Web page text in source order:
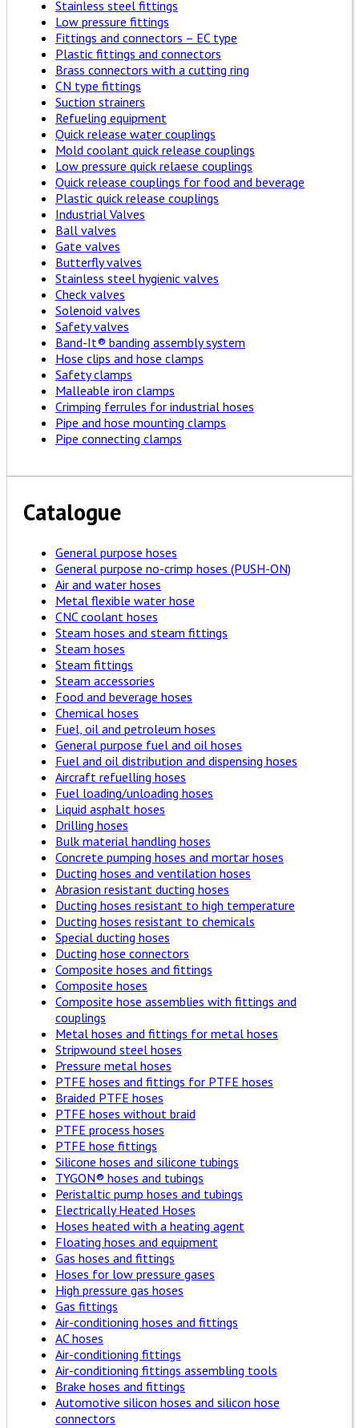
Stainless steel fittings
Low pressure fittings
Fittings and connectors – EC type
Plastic fittings and connectors
Brass connectors with a cutting ring
CN type fittings
Suction strainers
Refueling equipment
Quick release water couplings
Mold coolant quick release couplings
Low pressure quick relaese couplings
Quick release couplings for food and beverage
Plastic quick release couplings
Industrial Valves
Ball valves
Gate valves
Butterfly valves
Stainless steel hygienic valves
Check valves
Solenoid valves
Safety valves
Band-It® banding assembly system
Hose clips and hose clamps
Safety clamps
Malleable iron clamps
Crimping ferrules for industrial hoses
Pipe and hose mounting clamps
Pipe connecting clamps
Catalogue
General purpose hoses
General purpose no-crimp hoses (PUSH-ON)
Air and water hoses
Metal flexible water hose
CNC coolant hoses
Steam hoses and steam fittings
Steam hoses
Steam fittings
Steam accessories
Food and beverage hoses
Chemical hoses
Fuel, oil and petroleum hoses
General purpose fuel and oil hoses
Fuel and oil distribution and dispensing hoses
Aircraft refuelling hoses
Fuel loading/unloading hoses
Liquid asphalt hoses
Drilling hoses
Bulk material handling hoses
Concrete pumping hoses and mortar hoses
Ducting hoses and ventilation hoses
Abrasion resistant ducting hoses
Ducting hoses resistant to high temperature
Ducting hoses resistant to chemicals
Special ducting hoses
Ducting hose connectors
Composite hoses and fittings
Composite hoses
Composite hose assemblies with fittings and
couplings
Metal hoses and fittings for metal hoses
Stripwound steel hoses
Pressure metal hoses
PTFE hoses and fittings for PTFE hoses
Braided PTFE hoses
PTFE hoses without braid
PTFE process hoses
PTFE hose fittings
Silicone hoses and silicone tubings
TYGON® hoses and tubings
Peristaltic pump hoses and tubings
Electrically Heated Hoses
Hoses heated with a heating agent
Floating hoses and equipment
Gas hoses and fittings
Hoses for low pressure gases
High pressure gas hoses
Gas fittings
Air-conditioning hoses and fittings
AC hoses
Air-conditioning fittings
Air-conditioning fittings assembling tools
Brake hoses and fittings
Automotive silicon hoses and silicon hose
connectors